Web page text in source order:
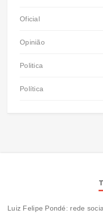
Oficial
Opinião
Politica
Política
Luiz Felipe Pondé: rede